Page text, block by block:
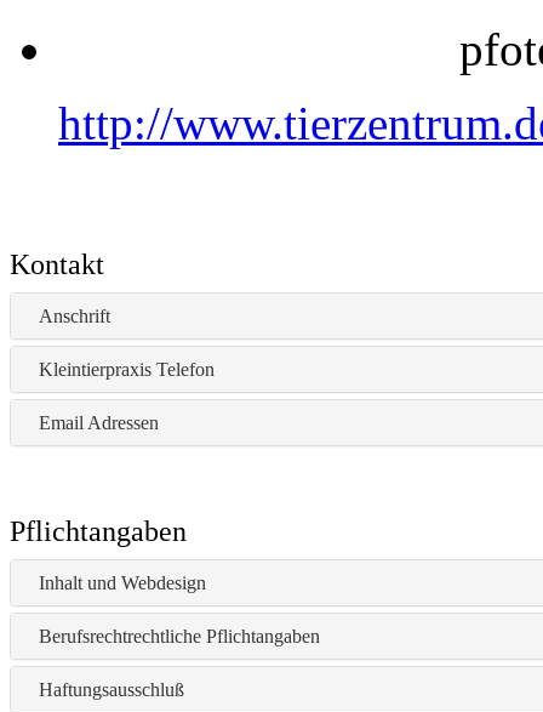
http://
Kontakt
Anschrift
Kleintierpraxis Telefon
Email Adressen
Pflichtangaben
Inhalt und Webdesign
Berufsrechtrechtliche Pflichtangaben
Haftungsausschluß